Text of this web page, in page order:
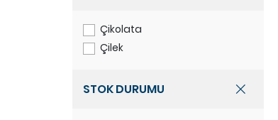
Çikolata
Çilek
STOK DURUMU